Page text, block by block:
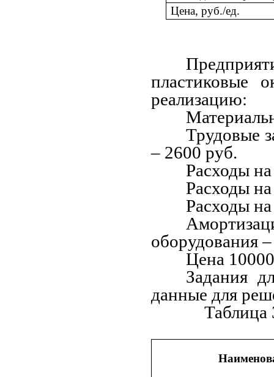
Цена, руб./ед.
пластиковые
реализацию:
Трудовые
– 2600 руб.
Расходы
Расходы
Расходы
оборудования–
Цена
Задания
данные для
Таблица